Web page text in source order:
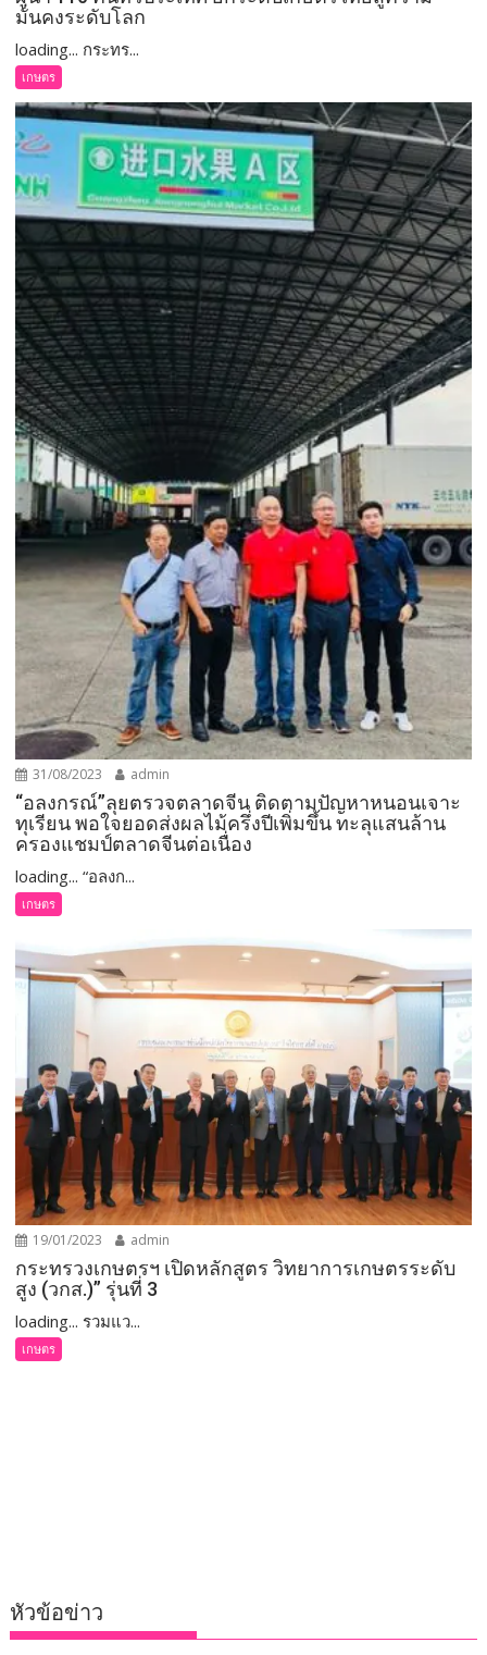
มั่นคงระดับโลก
loading... กระทร...
เกษตร
31/08/2023 admin
“อลงกรณ์”ลุยตรวจตลาดจีน ติดตามปัญหาหนอนเจาะ
ทุเรียน พอใจยอดส่งผลไม้ครึ่งปีเพิ่มขึ้น ทะลุแสนล้าน
ครองแชมป์ตลาดจีนต่อเนื่อง
loading... “อลงก...
เกษตร
19/01/2023 admin
กระทรวงเกษตรฯ เปิดหลักสูตร วิทยาการเกษตรระดับ
สูง (วกส.)” รุ่นที่ 3
loading... รวมแว...
เกษตร
หัวข้อข่าว